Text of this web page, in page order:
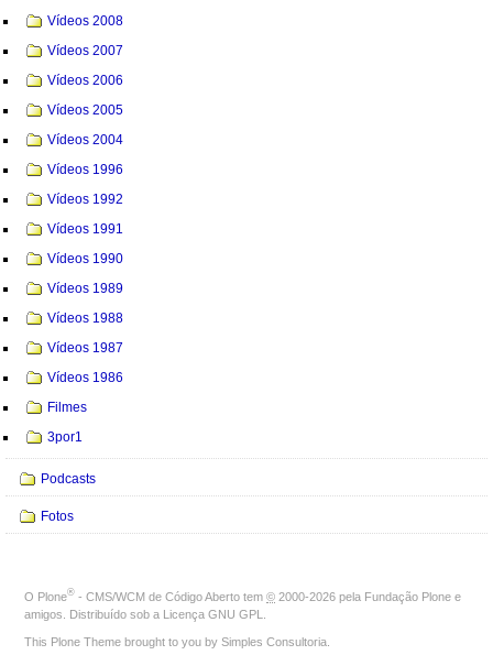
Vídeos 2008
Vídeos 2007
Vídeos 2006
Vídeos 2005
Vídeos 2004
Vídeos 1996
Vídeos 1992
Vídeos 1991
Vídeos 1990
Vídeos 1989
Vídeos 1988
Vídeos 1987
Vídeos 1986
Filmes
3por1
Podcasts
Fotos
O Plone® - CMS/WCM de Código Aberto tem © 2000-2026 pela Fundação Plone e
amigos. Distribuído sob a Licença GNU GPL
This Plone Theme brought to you by Simples Consultoria